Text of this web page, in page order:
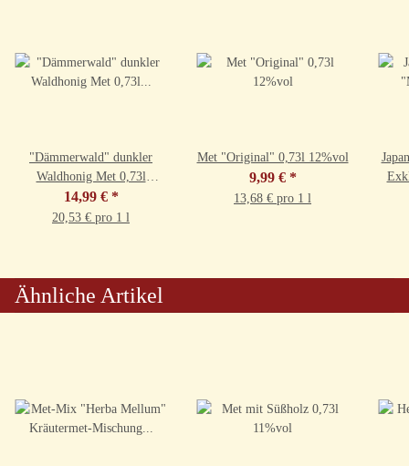
"Dämmerwald" dunkler
Waldhonig Met 0,73l
9,5%vol
14,99 € *
20,53 € pro 1 l
Met "Original" 0,73l 12%vol
9,99 € *
13,68 € pro 1 l
Ähnliche Artikel